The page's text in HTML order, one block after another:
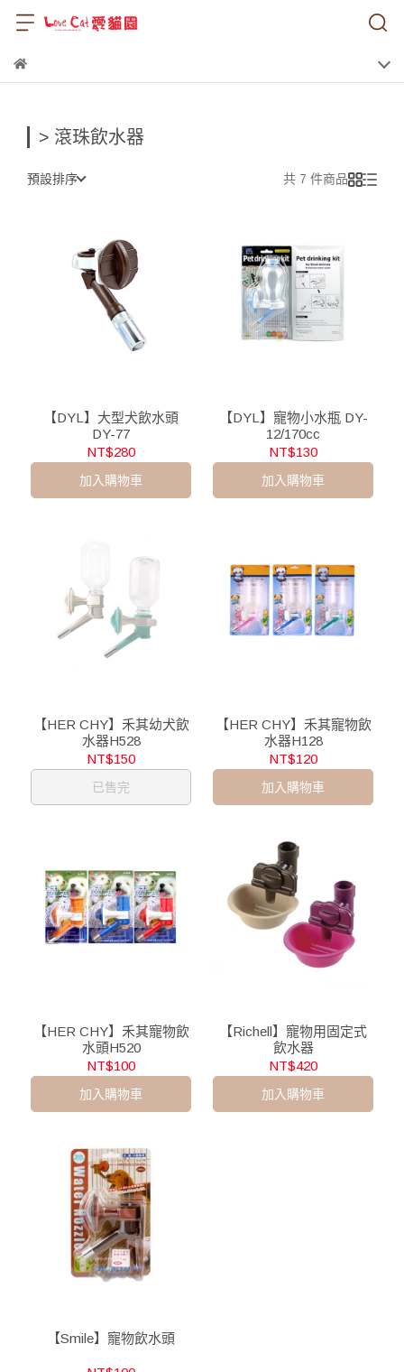
> 滾珠飲水器
預設排序 共 7 件商品
【DYL】大型犬飲水頭
DY-77
NT$280
加入購物車
【DYL】寵物小水瓶 DY-
12/170cc
NT$130
加入購物車
【HER CHY】禾其幼犬飲
水器H528
NT$150
已售完
【HER CHY】禾其寵物飲
水器H128
NT$120
加入購物車
【HER CHY】禾其寵物飲
水頭H520
NT$100
加入購物車
【Richell】寵物用固定式
飲水器
NT$420
加入購物車
【Smile】寵物飲水頭